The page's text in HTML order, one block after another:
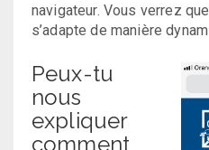
navigateur. Vous verrez
s’adapte de manière
Peux-tu
nous
expliquer
comment